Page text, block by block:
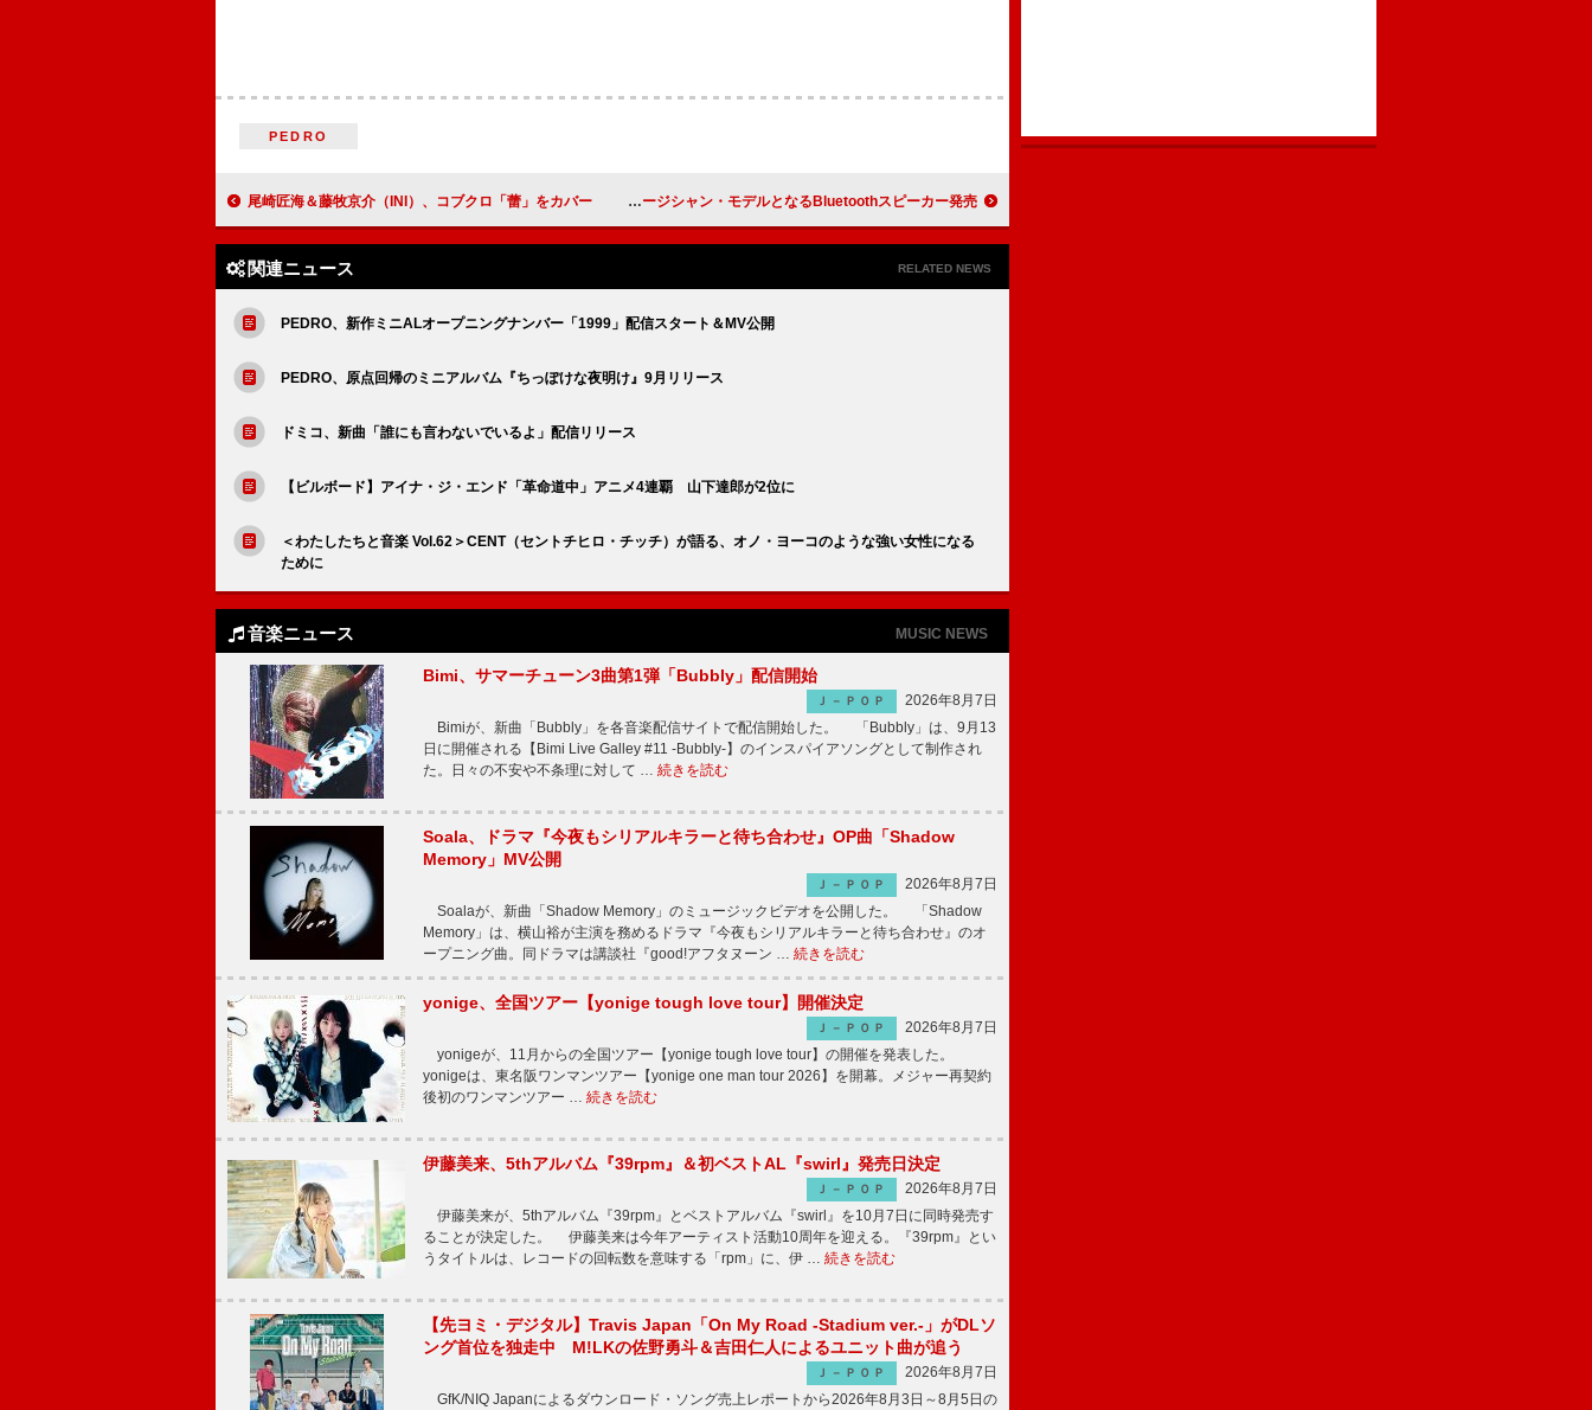
PEDRO
尾崎匠海＆藤牧京介（INI）、コブクロ「蕾」をカバー クイーン、ベアブリック世界初のミュージシャン・モデルとなるBluetoothスピーカー発売
関連ニュース RELATED NEWS
PEDRO、新作ミニALオープニングナンバー「1999」配信スタート＆MV公開
PEDRO、原点回帰のミニアルバム『ちっぽけな夜明け』9月リリース
ドミコ、新曲「誰にも言わないでいるよ」配信リリース
【ビルボード】アイナ・ジ・エンド「革命道中」アニメ4連覇 山下達郎が2位に
＜わたしたちと音楽 Vol.62＞CENT（セントチヒロ・チッチ）が語る、オノ・ヨーコのような強い女性になる
ために
音楽ニュース MUSIC NEWS
Bimi、サマーチューン3曲第1弾「Bubbly」配信開始
Ｊ－ＰＯＰ
2026年8月7日
Bimiが、新曲「Bubbly」を各音楽配信サイトで配信開始した。 「Bubbly」は、9月13
日に開催される【Bimi Live Galley #11 -Bubbly-】のインスパイアソングとして制作され
た。日々の不安や不条理に対して … 続きを読む
Soala、ドラマ『今夜もシリアルキラーと待ち合わせ』OP曲「Shadow
Memory」MV公開
Ｊ－ＰＯＰ
2026年8月7日
Soalaが、新曲「Shadow Memory」のミュージックビデオを公開した。 「Shadow
Memory」は、横山裕が主演を務めるドラマ『今夜もシリアルキラーと待ち合わせ』のオ
ープニング曲。同ドラマは講談社『good!アフタヌーン … 続きを読む
yonige、全国ツアー【yonige tough love tour】開催決定
Ｊ－ＰＯＰ
2026年8月7日
yonigeが、11月からの全国ツアー【yonige tough love tour】の開催を発表した。
yonigeは、東名阪ワンマンツアー【yonige one man tour 2026】を開幕。メジャー再契約
後初のワンマンツアー … 続きを読む
伊藤美来、5thアルバム『39rpm』＆初ベストAL『swirl』発売日決定
Ｊ－ＰＯＰ
2026年8月7日
伊藤美来が、5thアルバム『39rpm』とベストアルバム『swirl』を10月7日に同時発売す
ることが決定した。 伊藤美来は今年アーティスト活動10周年を迎える。『39rpm』とい
うタイトルは、レコードの回転数を意味する「rpm」に、伊 … 続きを読む
【先ヨミ・デジタル】Travis Japan「On My Road -Stadium ver.-」がDLソ
ング首位を独走中 M!LKの佐野勇斗＆吉田仁人によるユニット曲が追う
Ｊ－ＰＯＰ
2026年8月7日
GfK/NIQ Japanによるダウンロード・ソング売上レポートから2026年8月3日～8月5日の